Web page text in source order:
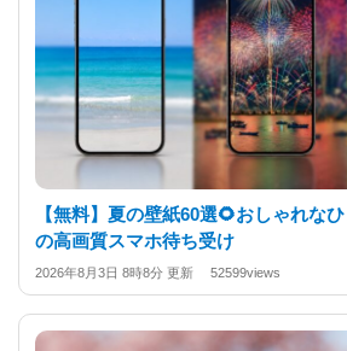
【無料】夏の壁紙60選🌻おしゃれな
の高画質スマホ待ち受け
2026年8月3日 8時8分 更新 52599views